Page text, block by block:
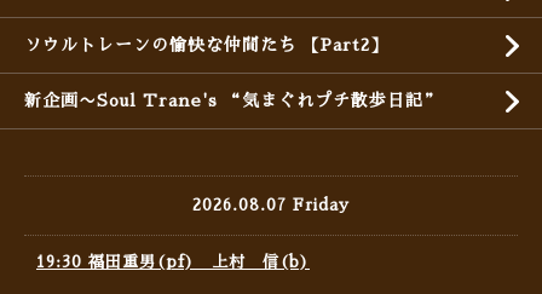
ソウルトレーンの愉快な仲間たち 【Part2】
新企画〜Soul Trane's “気まぐれプチ散歩日記”
2026.08.07 Friday
19:30 福田重男(pf) 上村 信(b)